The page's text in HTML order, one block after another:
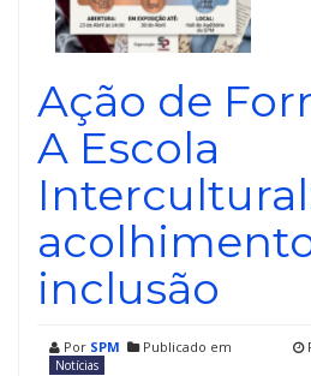
Ação de
A Escola
inclusão
Por SPM Publicado em
Notícias